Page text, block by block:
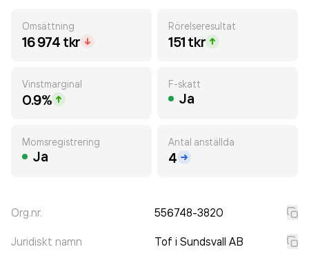
Omsättning
16 974 tkr
Rörelseresultat
151 tkr
Vinstmarginal
0.9%
F-skatt
Ja
Momsregistrering
Ja
Antal anställda
4
Org.nr. 556748-3820
Juridiskt namn Tof i Sundsvall AB